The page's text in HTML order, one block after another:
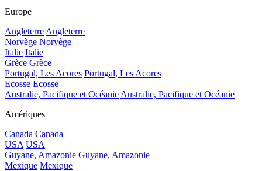
Europe
Angleterre Angleterre
Norvège Norvège
Italie Italie
Grèce Grèce
Portugal, Les Acores Portugal, Les Acores
Ecosse Ecosse
Australie, Pacifique et Océanie Australie, Pacifique et Océanie
Amériques
Canada Canada
USA USA
Guyane, Amazonie Guyane, Amazonie
Mexique Mexique